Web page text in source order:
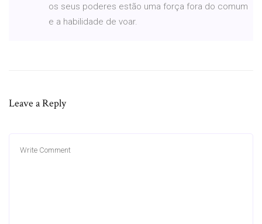
os seus poderes estão uma força fora do comum
e a habilidade de voar.
Leave a Reply